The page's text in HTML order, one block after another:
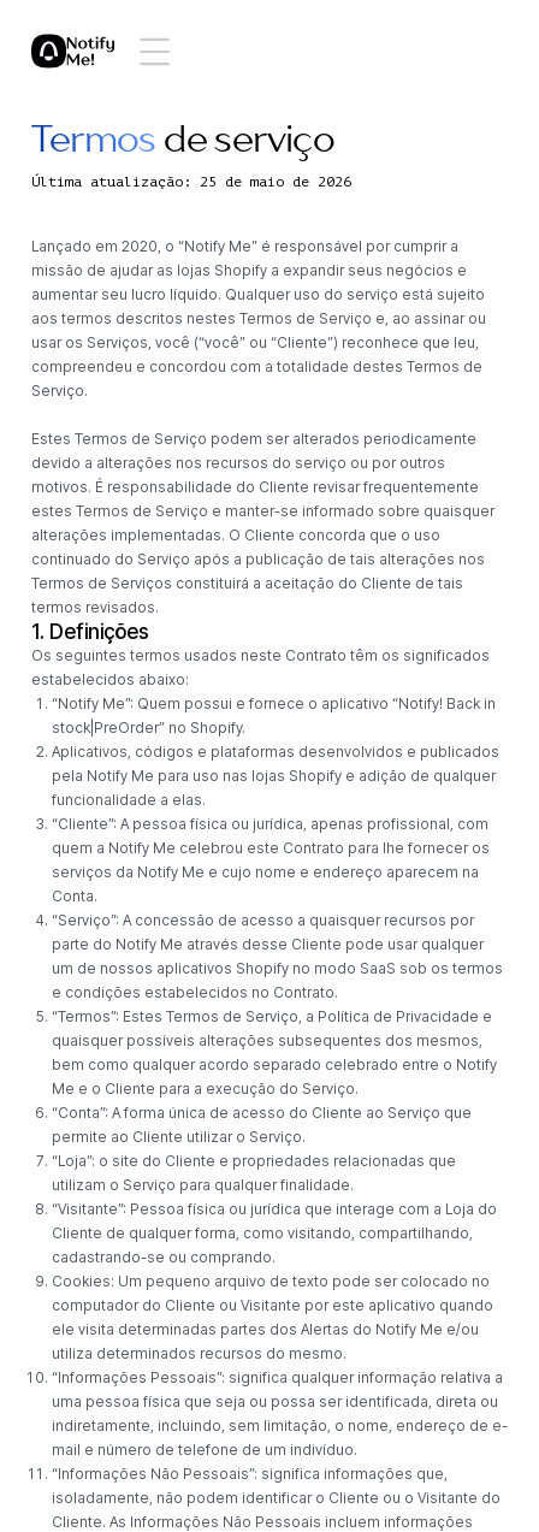
Termos de serviço
Última atualização: 25 de maio de 2026
Lançado em 2020, o “Notify Me” é responsável por cumprir a
missão de ajudar as lojas Shopify a expandir seus negócios e
aumentar seu lucro líquido. Qualquer uso do serviço está sujeito
aos termos descritos nestes Termos de Serviço e, ao assinar ou
usar os Serviços, você (“você” ou “Cliente”) reconhece que leu,
compreendeu e concordou com a totalidade destes Termos de
Serviço.
Estes Termos de Serviço podem ser alterados periodicamente
devido a alterações nos recursos do serviço ou por outros
motivos. É responsabilidade do Cliente revisar frequentemente
estes Termos de Serviço e manter-se informado sobre quaisquer
alterações implementadas. O Cliente concorda que o uso
continuado do Serviço após a publicação de tais alterações nos
Termos de Serviços constituirá a aceitação do Cliente de tais
termos revisados.
1. Definições
Os seguintes termos usados ​​neste Contrato têm os significados
estabelecidos abaixo:
“Notify Me”: Quem possui e fornece o aplicativo “Notify! Back in
stock|PreOrder” no Shopify.
Aplicativos, códigos e plataformas desenvolvidos e publicados
pela Notify Me para uso nas lojas Shopify e adição de qualquer
funcionalidade a elas.
“Cliente”: A pessoa física ou jurídica, apenas profissional, com
quem a Notify Me celebrou este Contrato para lhe fornecer os
serviços da Notify Me e cujo nome e endereço aparecem na
Conta.
“Serviço”: A concessão de acesso a quaisquer recursos por
parte do Notify Me através desse Cliente pode usar qualquer
um de nossos aplicativos Shopify no modo SaaS sob os termos
e condições estabelecidos no Contrato.
“Termos”: Estes Termos de Serviço, a Política de Privacidade e
quaisquer possíveis alterações subsequentes dos mesmos,
bem como qualquer acordo separado celebrado entre o Notify
Me e o Cliente para a execução do Serviço.
“Conta”: A forma única de acesso do Cliente ao Serviço que
permite ao Cliente utilizar o Serviço.
“Loja”: o site do Cliente e propriedades relacionadas que
utilizam o Serviço para qualquer finalidade.
“Visitante”: Pessoa física ou jurídica que interage com a Loja do
Cliente de qualquer forma, como visitando, compartilhando,
cadastrando-se ou comprando.
Cookies: Um pequeno arquivo de texto pode ser colocado no
computador do Cliente ou Visitante por este aplicativo quando
ele visita determinadas partes dos Alertas do Notify Me e/ou
utiliza determinados recursos do mesmo.
“Informações Pessoais”: significa qualquer informação relativa a
uma pessoa física que seja ou possa ser identificada, direta ou
indiretamente, incluindo, sem limitação, o nome, endereço de e-
mail e número de telefone de um indivíduo.
“Informações Não Pessoais”: significa informações que,
isoladamente, não podem identificar o Cliente ou o Visitante do
Cliente. As Informações Não Pessoais incluem informações